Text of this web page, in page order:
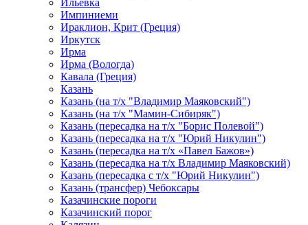
Ильевка
Импиниеми
Ираклион, Крит (Греция)
Иркутск
Ирма
Ирма (Вологда)
Кавала (Греция)
Казань
Казань (на т/х "Владимир Маяковский")
Казань (на т/х "Мамин-Сибиряк")
Казань (пересадка на т/х "Борис Полевой")
Казань (пересадка на т/х "Юрий Никулин")
Казань (пересадка на т/х «Павел Бажов»)
Казань (пересадка на т/х Владимир Маяковский)
Казань (пересадка с т/х "Юрий Никулин")
Казань (трансфер) Чебоксары
Казачинские пороги
Казачинский порог